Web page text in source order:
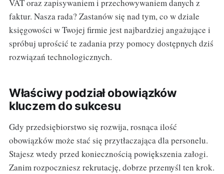
VAT oraz zapisywaniem i przechowywaniem danych z
faktur. Nasza rada? Zastanów się nad tym, co w dziale
księgowości w Twojej firmie jest najbardziej angażujące i
spróbuj uprościć te zadania przy pomocy dostępnych dziś
rozwiązań technologicznych.
Właściwy podział obowiązków
kluczem do sukcesu
Gdy przedsiębiorstwo się rozwija, rosnąca ilość
obowiązków może stać się przytłaczająca dla personelu.
Stajesz wtedy przed koniecznością powiększenia załogi.
Zanim rozpoczniesz rekrutację, dobrze przemyśl ten krok.